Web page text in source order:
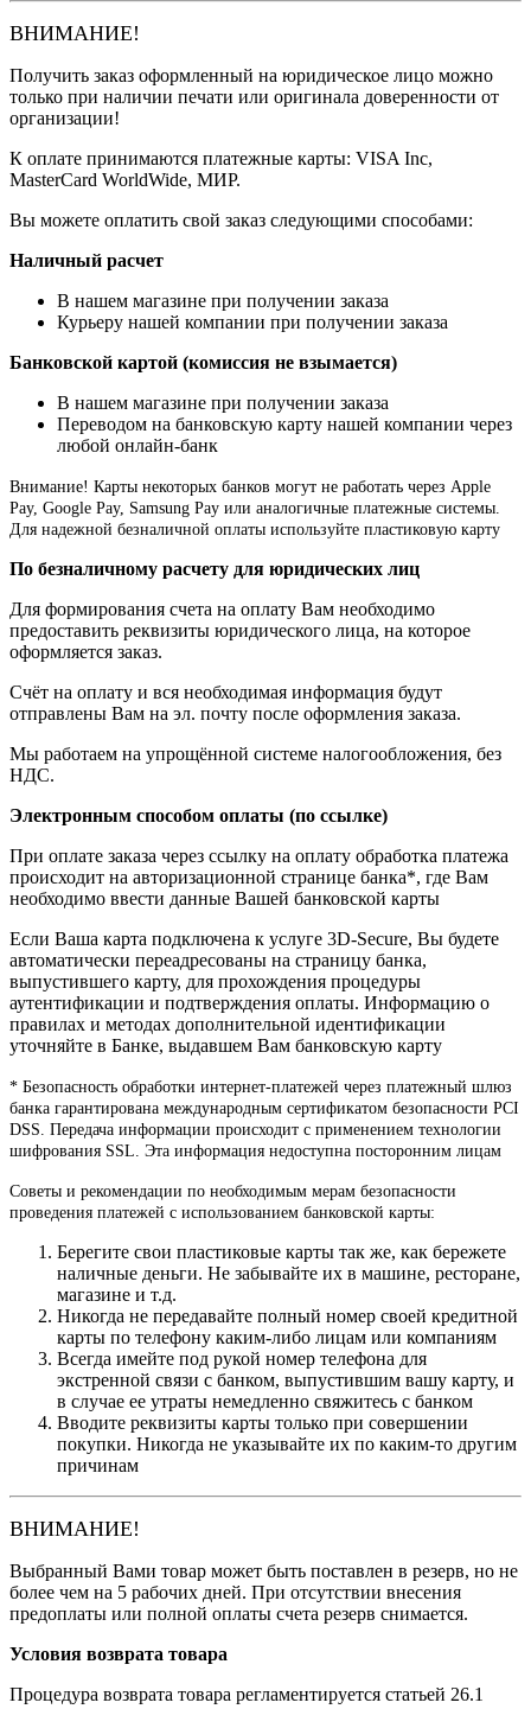
ВНИМАНИЕ!
Получить заказ оформленный на юридическое лицо можно
только при наличии печати или оригинала доверенности от
организации!
К оплате принимаются платежные карты: VISA Inc,
MasterCard WorldWide, МИР.
Вы можете оплатить свой заказ следующими способами:
Наличный расчет
В нашем магазине при получении заказа
Курьеру нашей компании при получении заказа
Банковской картой (комиссия не взымается)
В нашем магазине при получении заказа
Переводом на банковскую карту нашей компании через
любой онлайн-банк
Внимание! Карты некоторых банков могут не работать через Apple
Pay, Google Pay, Samsung Pay или аналогичные платежные системы.
Для надежной безналичной оплаты используйте пластиковую карту
По безналичному расчету для юридических лиц
Для формирования счета на оплату Вам необходимо
предоставить реквизиты юридического лица, на которое
оформляется заказ.
Счёт на оплату и вся необходимая информация будут
отправлены Вам на эл. почту после оформления заказа.
Мы работаем на упрощённой системе налогообложения, без
НДС.
Электронным способом оплаты (по ссылке)
При оплате заказа через ссылку на оплату обработка платежа
происходит на авторизационной странице банка*, где Вам
необходимо ввести данные Вашей банковской карты
Если Ваша карта подключена к услуге 3D-Secure, Вы будете
автоматически переадресованы на страницу банка,
выпустившего карту, для прохождения процедуры
аутентификации и подтверждения оплаты. Информацию о
правилах и методах дополнительной идентификации
уточняйте в Банке, выдавшем Вам банковскую карту
* Безопасность обработки интернет-платежей через платежный шлюз
банка гарантирована международным сертификатом безопасности PCI
DSS. Передача информации происходит с применением технологии
шифрования SSL. Эта информация недоступна посторонним лицам
Советы и рекомендации по необходимым мерам безопасности
проведения платежей с использованием банковской карты:
Берегите свои пластиковые карты так же, как бережете
наличные деньги. Не забывайте их в машине, ресторане,
магазине и т.д.
Никогда не передавайте полный номер своей кредитной
карты по телефону каким-либо лицам или компаниям
Всегда имейте под рукой номер телефона для
экстренной связи с банком, выпустившим вашу карту, и
в случае ее утраты немедленно свяжитесь с банком
Вводите реквизиты карты только при совершении
покупки. Никогда не указывайте их по каким-то другим
причинам
ВНИМАНИЕ!
Выбранный Вами товар может быть поставлен в резерв, но не
более чем на 5 рабочих дней. При отсутствии внесения
предоплаты или полной оплаты счета резерв снимается.
Условия возврата товара
Процедура возврата товара регламентируется статьей 26.1